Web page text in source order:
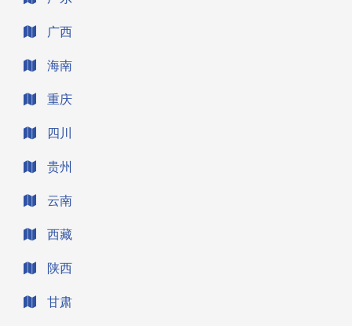
广西
海南
重庆
四川
贵州
云南
西藏
陕西
甘肃